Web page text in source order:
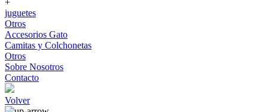
+
juguetes
Otros
Accesorios Gato
Camitas y Colchonetas
Otros
Sobre Nosotros
Contacto
Volver